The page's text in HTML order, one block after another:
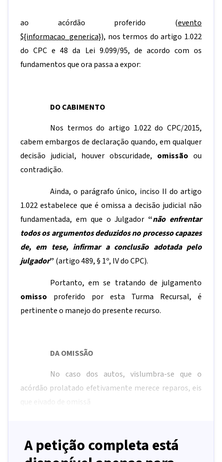
ao acórdão proferido (evento
${informacao_generica}), nos termos do artigo 1.022
do CPC e 48 da Lei 9.099/95, de acordo com os
fundamentos que ora passa a expor:
DO CABIMENTO
Nos termos do artigo 1.022 do CPC/2015,
cabem embargos de declaração quando, em qualquer
decisão judicial, houver obscuridade, omissão ou
contradição.
Ainda, o parágrafo único, inciso II do artigo
1.022 estabelece que é omissa a decisão judicial não
fundamentada, em que o Julgador“não enfrentar
todos os argumentos deduzidos no processo capazes
de, em tese, infirmar a conclusão adotada pelo
julgador” (artigo 489, § 1º, IV do CPC).
Portanto, em se tratando de julgamento
omisso proferido por esta Turma Recursal, é
pertinente o manejo do presente recurso.
DA OMISSÃO
No caso dos autos, vislumbra-se que o
acórdão prolatado efetivamente merece reparos, eis
que eivado de omissã
A petição completa está